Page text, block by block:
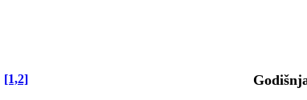
[1,2]